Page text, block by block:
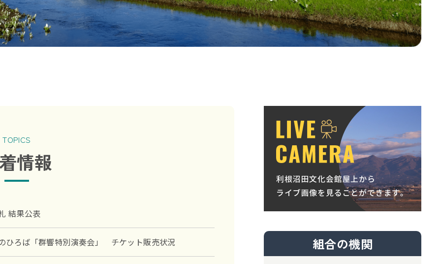
TOPICS
情報
結果公表
ひろば「群響特別演奏会」 チケット販売状況 組合の機関